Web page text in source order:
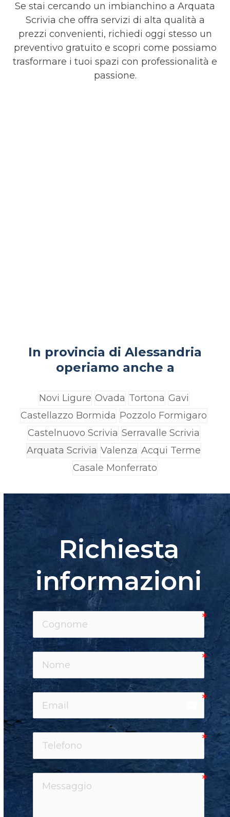
Se stai cercando un imbianchino a Arquata
Scrivia che offra servizi di alta qualità a
prezzi convenienti, richiedi oggi stesso un
preventivo gratuito e scopri come possiamo
trasformare i tuoi spazi con professionalità e
passione.
In provincia di Alessandria
operiamo anche a
Novi Ligure Ovada Tortona Gavi
Castellazzo Bormida Pozzolo Formigaro
Castelnuovo Scrivia Serravalle Scrivia
Arquata Scrivia Valenza Acqui Terme
Casale Monferrato
Richiesta
informazioni